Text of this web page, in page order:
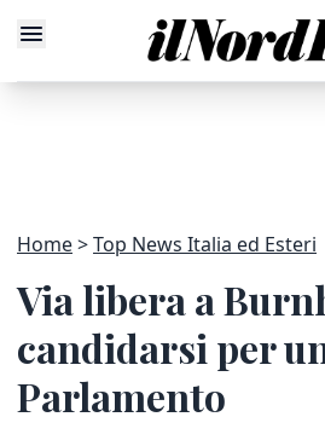
Home Top News Italia ed Esteri
Via libera a
candidarsi per
Parlamento